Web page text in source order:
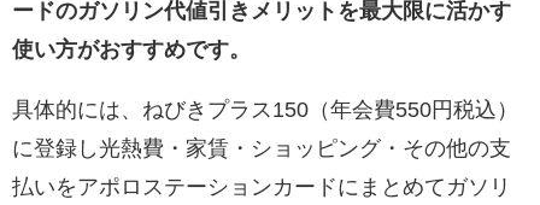
ードのガソリン代値引きメリットを最大限に活かす
使い方がおすすめです。
具体的には、ねびきプラス150（年会費550円税込）
に登録し光熱費・家賃・ショッピング・その他の支
払いをアポロステーションカードにまとめてガソリ